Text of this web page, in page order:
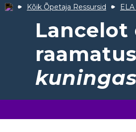
Kõik Õpetaja Ressursid
Lancelot
raamatus
kuningas